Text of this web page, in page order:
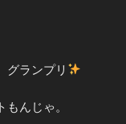
グランプリ
んじゃ。